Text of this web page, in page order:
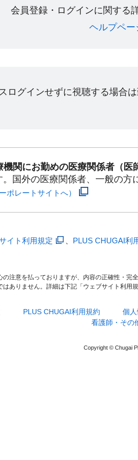
会員登録・ログインに関する
ヘルプペー
ログインせずに視聴する場合
機関にお勤めの医療関係者（医
国外の医療関係者、一般の
ポレートサイトへ）
イト利用規定 PLUS CHUGAI利
注意を払っておりますが、内容の正確性・
ありません。詳細は下記「ウェブサイト利用
PLUS CHUGAI利用規約 個
看護師・その
Copyright © Chugai